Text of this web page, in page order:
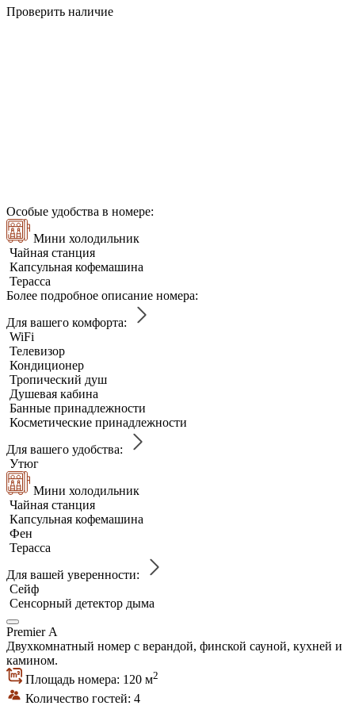
Проверить наличие
Особые удобства в номере:
Мини холодильник
Чайная станция
Капсульная кофемашина
Терасса
Более подробное описание номера:
Для вашего комфорта:
WiFi
Телевизор
Кондиционер
Тропический душ
Душевая кабина
Банные принадлежности
Косметические принадлежности
Для вашего удобства:
Утюг
Мини холодильник
Чайная станция
Капсульная кофемашина
Фен
Терасса
Для вашей уверенности:
Сейф
Сенсорный детектор дыма
Premier А
Двухкомнатный номер с верандой, финской сауной, кухней и
камином.
Площадь номера: 120 м2
Количество гостей: 4